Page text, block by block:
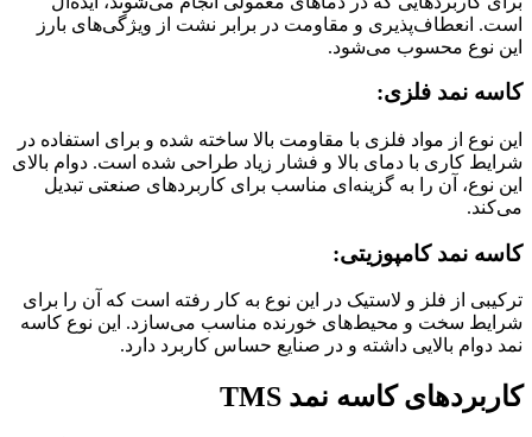
است. انعطاف‌پذیری و مقاومت در برابر نشت از ویژگی‌های بارز
این نوع محسوب می‌شود.
کاسه نمد فلزی:
این نوع از مواد فلزی با مقاومت بالا ساخته شده و برای استفاده در
شرایط کاری با دمای بالا و فشار زیاد طراحی شده است. دوام بالای
این نوع، آن را به گزینه‌ای مناسب برای کاربردهای صنعتی تبدیل
می‌کند.
کاسه نمد کامپوزیتی:
ترکیبی از فلز و لاستیک در این نوع به کار رفته است که آن را برای
شرایط سخت و محیط‌های خورنده مناسب می‌سازد. این نوع کاسه
نمد دوام بالایی داشته و در صنایع حساس کاربرد دارد.
کاربردهای کاسه نمد TMS